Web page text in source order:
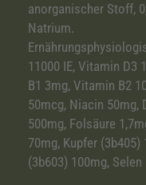
anorganischer Stoff,
Natrium.
11000 IE, Vitamin D3
B1 3mg, Vitamin B2
50mcg, Niacin 50mg,
500mg, Folsäure
70mg, Kupfer
(3b603) 100mg,